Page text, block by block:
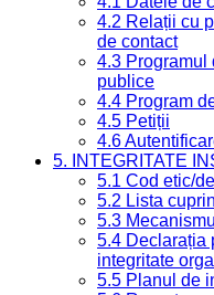
4.2 Relații cu
de contact
4.3 Programul
publice
4.4 Program
4.5 Petiții
4.6
5. INTEGRITATE
5.1 Cod etic/
5.2 Lista
5.3
5.4 Declarația
integritate
5.5 Planul de